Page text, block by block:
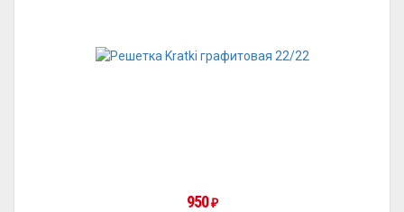
950₽